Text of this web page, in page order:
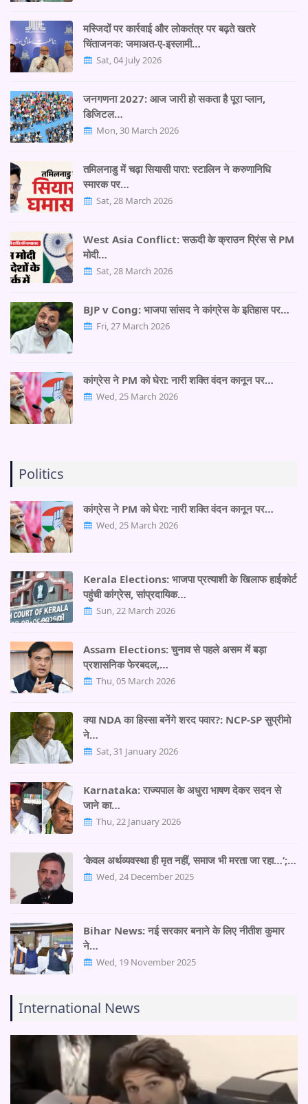
मस्जिदों पर कार्रवाई और लोकतंत्र पर बढ़ते खतरे
चिंताजनक: जमाअत-ए-इस्लामी…
Sat, 04 July 2026
जनगणना 2027: आज जारी हो सकता है पूरा प्लान,
डिजिटल…
Mon, 30 March 2026
तमिलनाडु में चढ़ा सियासी पारा: स्टालिन ने करुणानिधि
स्मारक पर…
Sat, 28 March 2026
West Asia Conflict: सऊदी के क्राउन प्रिंस से PM
मोदी…
Sat, 28 March 2026
BJP v Cong: भाजपा सांसद ने कांग्रेस के इतिहास पर…
Fri, 27 March 2026
कांग्रेस ने PM को घेरा: नारी शक्ति वंदन कानून पर…
Wed, 25 March 2026
Politics
कांग्रेस ने PM को घेरा: नारी शक्ति वंदन कानून पर…
Wed, 25 March 2026
Kerala Elections: भाजपा प्रत्याशी के खिलाफ हाईकोर्ट
पहुंची कांग्रेस, सांप्रदायिक…
Sun, 22 March 2026
Assam Elections: चुनाव से पहले असम में बड़ा
प्रशासनिक फेरबदल,…
Thu, 05 March 2026
क्या NDA का हिस्सा बनेंगे शरद पवार?: NCP-SP सुप्रीमो
ने…
Sat, 31 January 2026
Karnataka: राज्यपाल के अधुरा भाषण देकर सदन से
जाने का…
Thu, 22 January 2026
‘केवल अर्थव्यवस्था ही मृत नहीं, समाज भी मरता जा रहा…’;…
Wed, 24 December 2025
Bihar News: नई सरकार बनाने के लिए नीतीश कुमार
ने…
Wed, 19 November 2025
International News